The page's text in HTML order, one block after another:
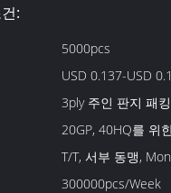
:
5000pcs
USD 0.137-USD
3ply 주인 판지 패킹
20GP, 40HQ를 위
T/T, 서부 동맹,
300000pcs/Week